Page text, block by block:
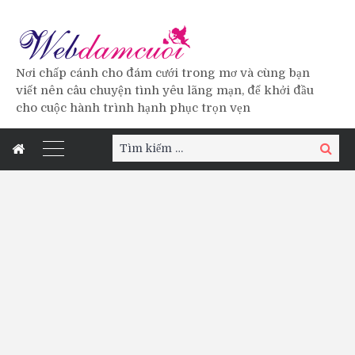
Nơi chấp cánh cho đám cưới trong mơ và cùng bạn
viết nên câu chuyện tình yêu lãng mạn, để khởi đầu
cho cuộc hành trình hạnh phục trọn vẹn
Tìm
kiếm:
Tìm
kiếm